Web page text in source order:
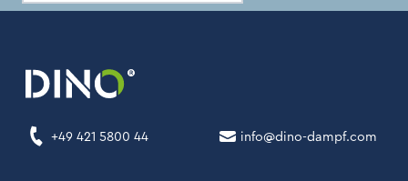
+49 421 5800 44 info@dino-dampf.com